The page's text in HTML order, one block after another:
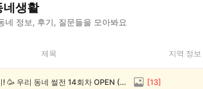
네생활
네 정보, 후기, 질문들을 모아봐요
제목 지역 정보
전원 1,000캐시! 🥳 우리 동네 썰전 14회차 OPEN (~8/17) [13]